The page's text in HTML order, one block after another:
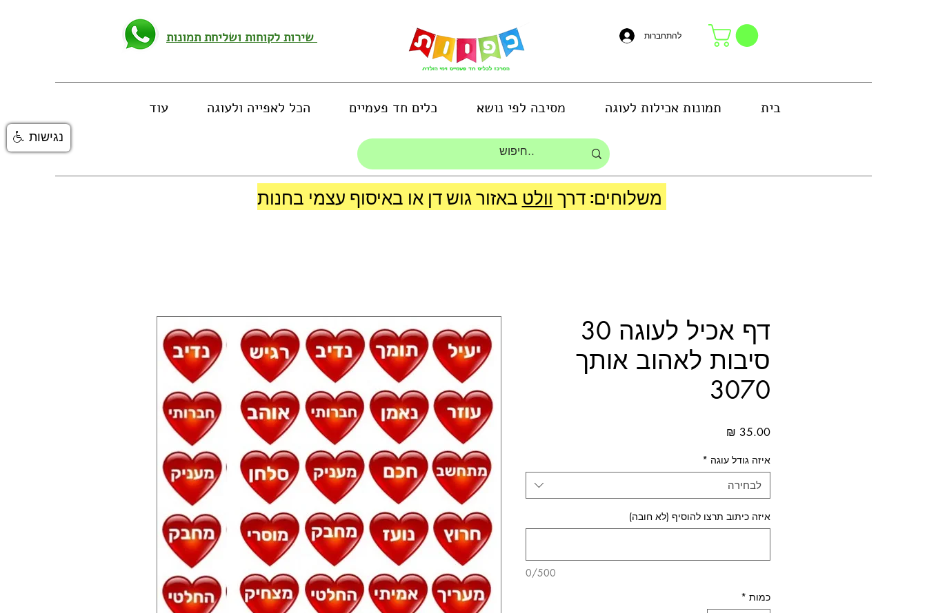
להתחברות
בית תמונות אכילות לעוגה מסיבה לפי נושא כלים חד פעמיים הכל לאפייה ולעוגה עוד
משלוחים: דרך וולט
דף אכיל לעוגה 30
סיבות לאהוב אותך
3070
איזה גודל עוגה *
לבחירה
איזה כיתוב תרצו להוסיף (לא חובה)
0/500
כמות *
נגישות